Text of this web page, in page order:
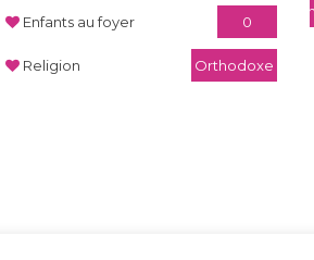
Enfants au foyer 0
Religion Orthodoxe